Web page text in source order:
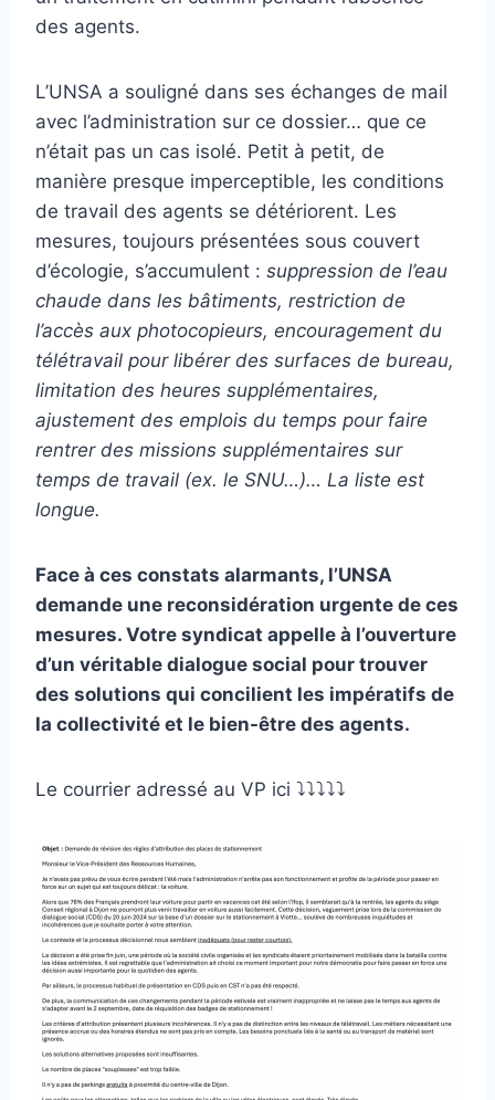
des agents.
L’UNSA a souligné dans ses échanges de mail
avec l’administration sur ce dossier… que ce
n’était pas un cas isolé. Petit à petit, de
manière presque imperceptible, les conditions
de travail des agents se détériorent. Les
mesures, toujours présentées sous couvert
d’écologie, s’accumulent : suppression de l’eau
chaude dans les bâtiments, restriction de
l’accès aux photocopieurs, encouragement du
télétravail pour libérer des surfaces de bureau,
limitation des heures supplémentaires,
ajustement des emplois du temps pour faire
rentrer des missions supplémentaires sur
temps de travail (ex. le SNU…)… La liste est
longue.
Face à ces constats alarmants, l’UNSA
demande une reconsidération urgente de ces
mesures. Votre syndicat appelle à l’ouverture
d’un véritable dialogue social pour trouver
des solutions qui concilient les impératifs de
la collectivité et le bien-être des agents.
Le courrier adressé au VP ici ⤵️⤵️⤵️⤵️⤵️